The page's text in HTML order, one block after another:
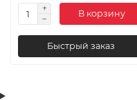
В корзину
Быстрый заказ